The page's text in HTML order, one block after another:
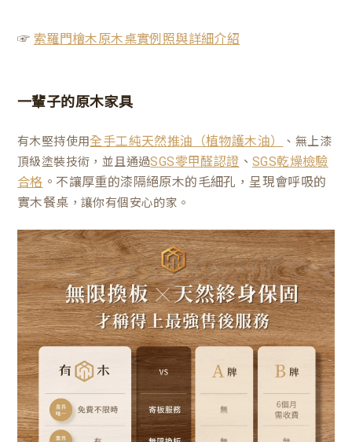
☞ 索羅門檜木原木桌實例照與詳細介紹
一輩子的原木家具
有木堅持使用全手工純天然推油（植物護木油）
、無上漆
頂級塗裝技術，並且通過SGS零甲醛認證 、SGS乾燥檢驗
合格 。不讓厚重的漆隔絕原木的毛細孔，呈現會呼吸的
實木餐桌 ，讓你有個安心的家。